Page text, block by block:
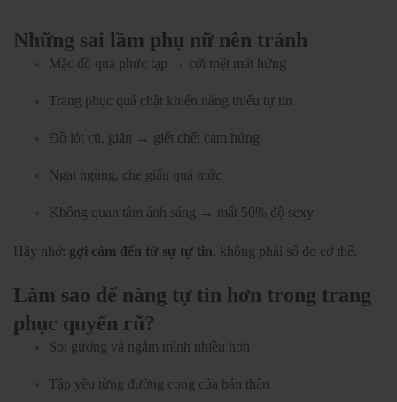
Những sai lầm phụ nữ nên tránh
Mặc đồ quá phức tạp → cởi mệt mất hứng
Trang phục quá chật khiến nàng thiếu tự tin
Đồ lót cũ, giãn → giết chết cảm hứng
Ngại ngùng, che giấu quá mức
Không quan tâm ánh sáng → mất 50% độ sexy
Hãy nhớ: gợi cảm đến từ sự tự tin, không phải số đo cơ thể.
Làm sao để nàng tự tin hơn trong trang
phục quyến rũ?
Soi gương và ngắm mình nhiều hơn
Tập yêu từng đường cong của bản thân